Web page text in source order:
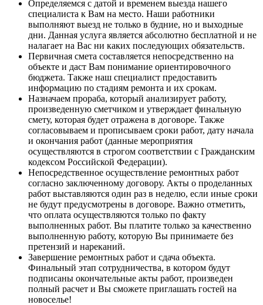
Определяемся с датой и временем выезда нашего
специалиста к Вам на место. Наши работники
выполняют выезд не только в будние, но и выходные
дни. Данная услуга является абсолютно бесплатной и не
налагает на Вас ни каких последующих обязательств.
Первичная смета составляется непосредственно на
объекте и даст Вам понимание ориентировочного
бюджета. Также наш специалист предоставить
информацию по стадиям ремонта и их срокам.
Назначаем прораба, который анализирует работу,
произведенную сметчиком и утверждает финальную
смету, которая будет отражена в договоре. Также
согласовываем и прописываем сроки работ, дату начала
и окончания работ (данные мероприятия
осуществляются в строгом соответствии с Гражданским
кодексом Российской Федерации).
Непосредственное осуществление ремонтных работ
согласно заключенному договору. Акты о проделанных
работ выставляются один раз в неделю, если иные сроки
не будут предусмотрены в договоре. Важно отметить,
что оплата осуществляются только по факту
выполненных работ. Вы платите только за качественно
выполненную работу, которую Вы принимаете без
претензий и нареканий.
Завершение ремонтных работ и сдача объекта.
Финальный этап сотрудничества, в котором будут
подписаны окончательные акты работ, произведен
полный расчет и Вы сможете приглашать гостей на
новоселье!